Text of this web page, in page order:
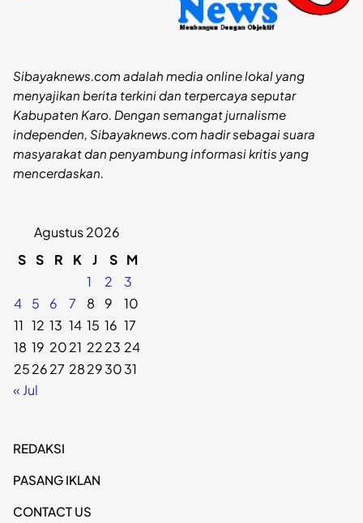
Sibayaknews.com adalah media online lokal yang
menyajikan berita terkini dan terpercaya seputar
Kabupaten Karo. Dengan semangat jurnalisme
independen, Sibayaknews.com hadir sebagai suara
masyarakat dan penyambung informasi kritis yang
mencerdaskan.
Agustus 2026
S S R K J S M
1
2
3
4
5 6 7 8 9
10
11 12 13 14 15 16 17
18 19 2021 2223 24
252627 28293031
« Jul
REDAKSI
PASANG IKLAN
CONTACT US